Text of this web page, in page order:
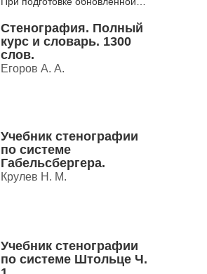
распространил анкеты среди
тех, кто...
Стенография. Полный
курс и словарь. 1300
слов.
Егоров А. А.
Учебник стенографии
по системе
Габельсбергера.
Крулев Н. М.
Учебник стенографии
по системе Штольце Ч.